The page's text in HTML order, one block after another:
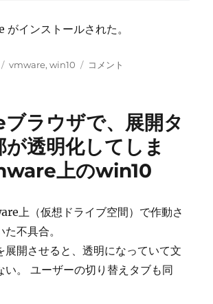
インストールされた。
カ
ー
vmware,win10
Chrome
完
了
し
な
い。
れ
し
た
コメント
ラウザで、展開タ
が透明化してしま
上のwin10
上（仮想ドライブ空間）で作動さ
不具合。
展開させると、透明になっていて文
い。 ユーザーの切り替えタブも同